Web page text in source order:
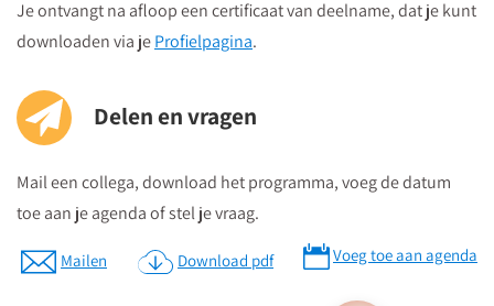
vervolgens vanuit winkelcentrum "Hoog Catharijne" volgt u de
borden "Vredenburg".
(plein) en naast de Bijenkorf op de hoek
St.Jacobsstraat/Lange Viestraat.
kantorencomplex "La Vie" aan de St. Jacobsstraat
borden op de 4e etage zie je in welke zaal je moet zijn en daar
kun je dan direct naartoe.
Je ontvangt na afloop een certificaat van deelname, dat je kunt
downloaden via jeProfielpagina.
Delen en vragen
Mail een collega, download het programma, voeg de datum
toe aan je agenda of stel je vraag.
Mailen Download pdf Voeg toe aan agenda